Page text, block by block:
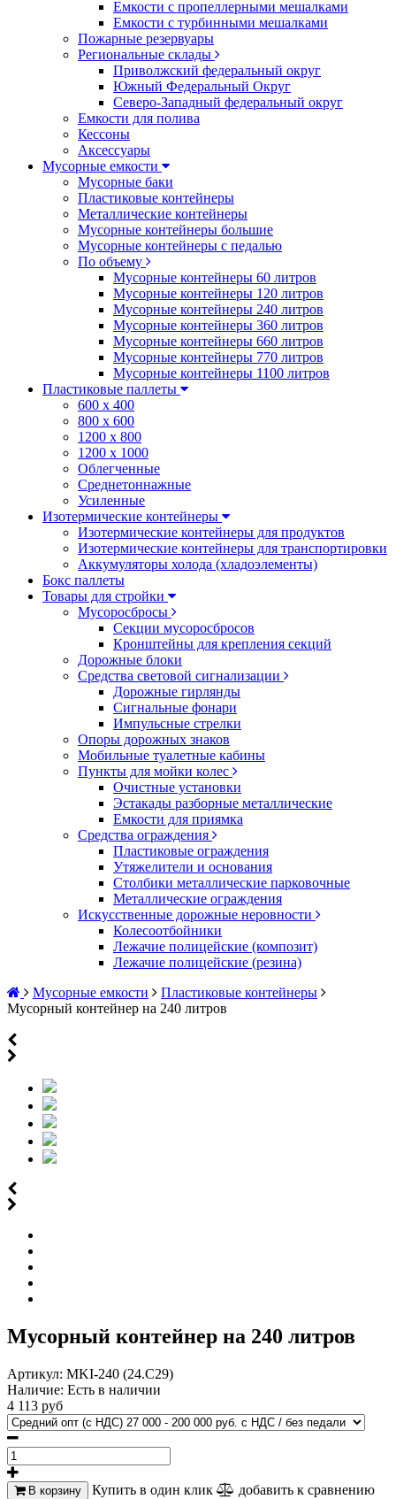
Емкости с пропеллерными мешалками
Емкости с турбинными мешалками
Пожарные резервуары
Региональные склады
Приволжский федеральный округ
Южный Федеральный Округ
Северо-Западный федеральный округ
Емкости для полива
Кессоны
Аксессуары
Мусорные емкости
Мусорные баки
Пластиковые контейнеры
Металлические контейнеры
Мусорные контейнеры большие
Мусорные контейнеры с педалью
По объему
Мусорные контейнеры 60 литров
Мусорные контейнеры 120 литров
Мусорные контейнеры 240 литров
Мусорные контейнеры 360 литров
Мусорные контейнеры 660 литров
Мусорные контейнеры 770 литров
Мусорные контейнеры 1100 литров
Пластиковые паллеты
600 х 400
800 х 600
1200 х 800
1200 х 1000
Облегченные
Среднетоннажные
Усиленные
Изотермические контейнеры
Изотермические контейнеры для продуктов
Изотермические контейнеры для транспортировки
Аккумуляторы холода (хладоэлементы)
Бокс паллеты
Товары для стройки
Мусоросбросы
Секции мусоросбросов
Кронштейны для крепления секций
Дорожные блоки
Средства световой сигнализации
Дорожные гирлянды
Сигнальные фонари
Импульсные стрелки
Опоры дорожных знаков
Мобильные туалетные кабины
Пункты для мойки колес
Очистные установки
Эстакады разборные металлические
Емкости для приямка
Средства ограждения
Пластиковые ограждения
Утяжелители и основания
Столбики металлические парковочные
Металлические ограждения
Искусственные дорожные неровности
Колесоотбойники
Лежачие полицейские (композит)
Лежачие полицейские (резина)
Мусорные емкости
Пластиковые контейнеры
Мусорный контейнер на 240 литров
Мусорный контейнер на 240 литров
Артикул: MKI-240 (24.C29)
Наличие: Есть в наличии
4 113 руб
В корзину Купить в один клик
добавить к сравнению